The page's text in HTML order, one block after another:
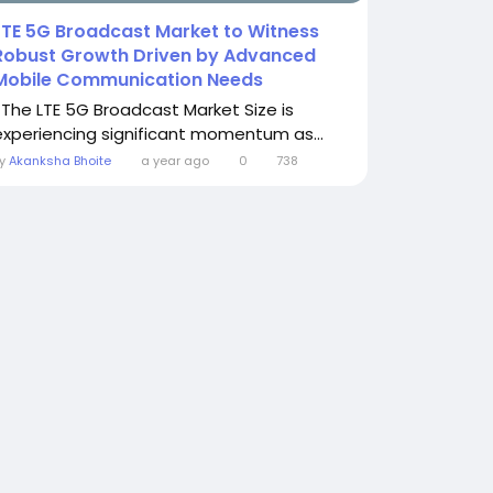
5G Broadcast Market to Witness
Growth Driven by Advanced
Communication Needs
LTE 5G Broadcast Market Size is
significant momentum as...
Akanksha Bhoite a year ago 0 738